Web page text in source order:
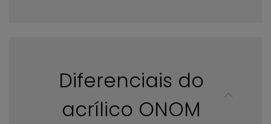
Diferenciais do
acrílico ONOM